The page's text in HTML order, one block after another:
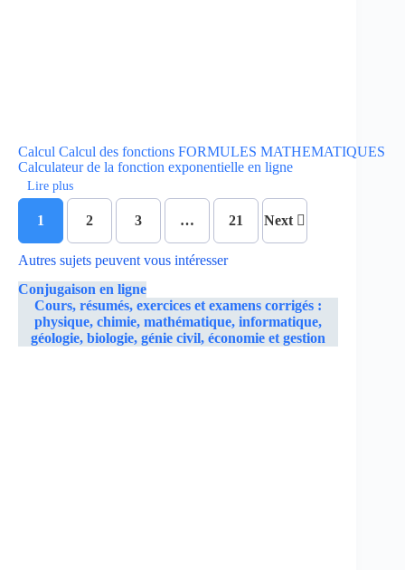
Calcul Calcul des fonctions FORMULES MATHEMATIQUES
Calculateur de la fonction exponentielle en ligne
Lire plus
1 2 3 … 21 Next
Autres sujets peuvent vous intéresser
Conjugaison en ligne
Cours, résumés, exercices et examens corrigés :
physique, chimie, mathématique, informatique,
géologie, biologie, génie civil, économie et gestion